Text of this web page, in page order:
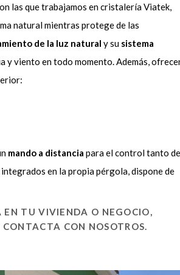
las que trabajamos en cristalería Viatek,
natural mientras protege de las
de la luz natural y su sistema
y viento en todo momento. Además,
mando a distancia para el control tanto de
en la propia pérgola, dispone de
EN TU VIVIENDA O NEGOCIO,
CON NOSOTROS.